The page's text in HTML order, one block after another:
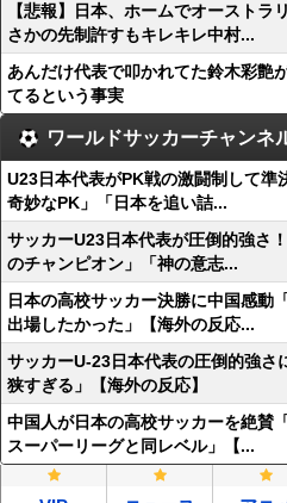
【悲報】日本、ホームでオーストラ
さかの先制許すもキレキレ中村...
あんだけ代表で叩かれてた鈴木彩艶
てるという事実
ワールドサッカーチャンネ
U23日本代表がPK戦の激闘制して準
奇妙なPK」「日本を追い詰...
サッカーU23日本代表が圧倒的強さ
のチャンピオン」「神の意志...
日本の高校サッカー決勝に中国感動
出場したかった」【海外の反応...
サッカーU-23日本代表の圧倒的強さ
狭すぎる」【海外の反応】
中国人が日本の高校サッカーを絶賛
スーパーリーグと同レベル」【...